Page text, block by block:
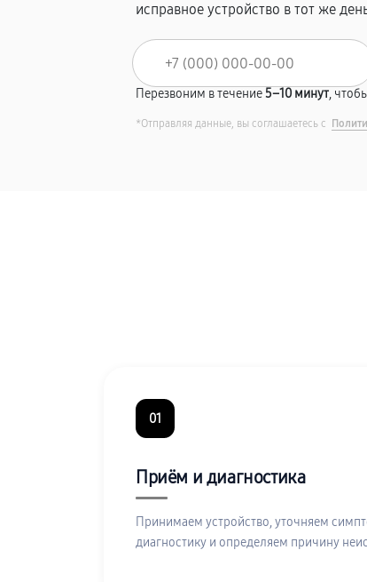
исправное устройство в тот же
Перезвоним в течение5–10 минут,
*Отправляя данные, вы соглашаетесь с
01
Приём и диагностика
Принимаем устройство, уточняем
диагностику и определяем причину